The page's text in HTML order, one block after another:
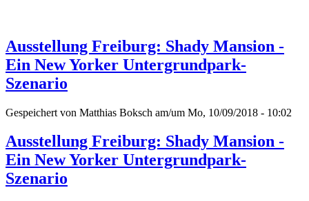
Ausstellung Freiburg: Shady Mansion -
Ein New Yorker Untergrundpark-
Szenario
Gespeichert von Matthias Boksch am/um Mo, 10/09/2018 - 10:02
Ausstellung Freiburg: Shady Mansion -
Ein New Yorker Untergrundpark-
Szenario